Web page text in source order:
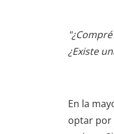
¿Existe
En la
optar por